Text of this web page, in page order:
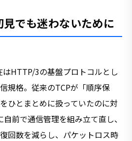
でも迷わないために
HTTP/3の基盤プロトコルとし
規格。従来のTCPが「順序保
ひとまとめに扱っていたのに対
前で通信管理を組み立て直し、
回数を減らし、パケットロス時